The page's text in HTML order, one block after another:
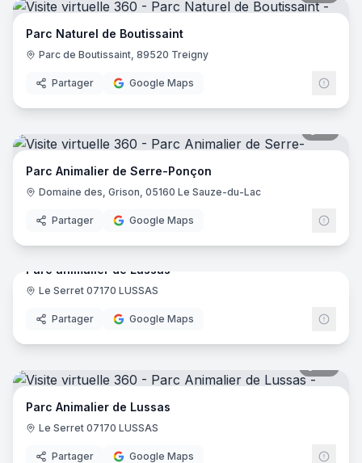
Parc Naturel de Boutissaint
Parc de Boutissaint, 89520 Treigny
Partager Google Maps
Parc Animalier de Serre-Ponçon
Domaine des, Grison, 05160 Le Sauze-du-Lac
Partager Google Maps
24
Parc animalier de Lussas
Le Serret 07170 LUSSAS
Partager Google Maps
Parc Animalier de Lussas
Le Serret 07170 LUSSAS
Partager Google Maps